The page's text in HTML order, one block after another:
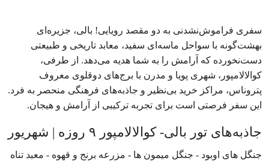
سفری فراموش‌نشدنی به دو مقصد رویایی! بالی، جزیره‌ای
بهشت‌گونه با سواحل ماسه‌ای سفید، معابد تاریخی و طبیعتی
دست‌نخورده که آرامش را به شما هدیه می‌دهد. از طرفی،
کوالالامپور، شهری پویا و مدرن با برج‌های دوقلوی معروف
پتروناس، مراکز خرید بی‌نظیر و جاذبه‌های فرهنگی منحصر به فرد.
این سفر فرصتی است برای تجربه ترکیبی از آرامش و هیجان.
جاذبه‌های تور بالی- کوالالامپور ۹ روزه | شهریور
جنگل های اوبود - جنگل میمون ها - مزرعه برنج و قهوه - معبد تناه